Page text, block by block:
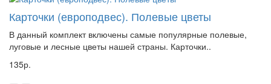
Карточки (европодвес). Полевые цветы
В данный комплект включены самые популярные полевые,
луговые и лесные цветы нашей страны. Карточки..
135р.